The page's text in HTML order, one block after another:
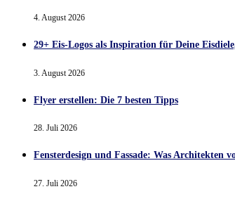
4. August 2026
29+ Eis-Logos als Inspiration für Deine
3. August 2026
Flyer erstellen: Die 7 besten Tipps
28. Juli 2026
Fensterdesign und Fassade: Was Architekten
27. Juli 2026